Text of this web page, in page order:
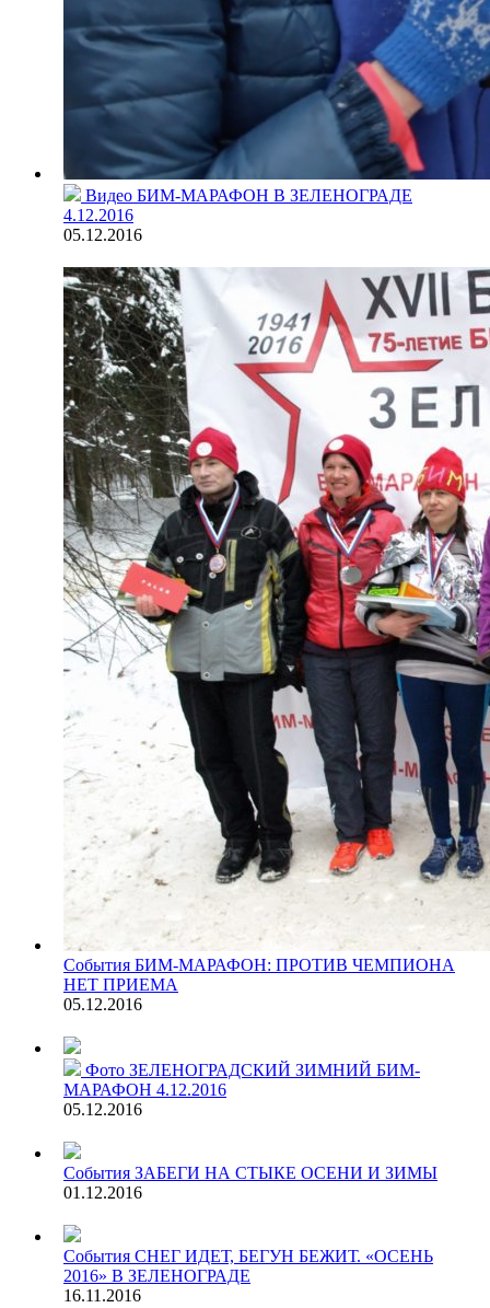
Видео БИМ-МАРАФОН В ЗЕЛЕНОГРАДЕ
4.12.2016
05.12.2016
События БИМ-МАРАФОН: ПРОТИВ ЧЕМПИОНА
НЕТ ПРИЕМА
05.12.2016
Фото ЗЕЛЕНОГРАДСКИЙ ЗИМНИЙ БИМ-
МАРАФОН 4.12.2016
05.12.2016
События ЗАБЕГИ НА СТЫКЕ ОСЕНИ И ЗИМЫ
01.12.2016
События СНЕГ ИДЕТ, БЕГУН БЕЖИТ. «ОСЕНЬ
2016» В ЗЕЛЕНОГРАДЕ
16.11.2016